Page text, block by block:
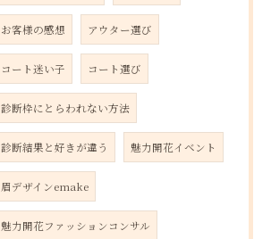
お客様の感想 アウター選び
コート迷い子 コート選び
診断枠にとらわれない方法
診断結果と好きが違う 魅力開花イベント
眉デザインemake
魅力開花ファッションコンサル